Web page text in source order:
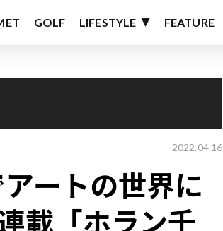
GOLF LIFESTYLE FEATURE
2022.04.16
ートの世界に
載「ホラン千